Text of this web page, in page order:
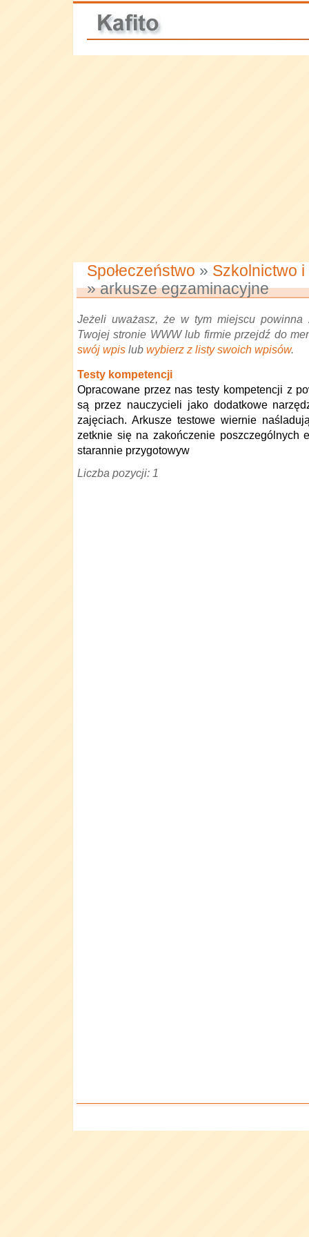
Społeczeństwo » Szkolnictwo
» arkusze egzaminacyjne
Jeżeli uważasz, że w tym miejscu powinna
Twojej stronie WWW lub firmie przejdź do
swój wpis lub wybierz z listy swoich wpisów.
Testy kompetencji
Opracowane przez nas testy kompetencji z
są przez nauczycieli jako dodatkowe
zajęciach. Arkusze testowe wiernie
zetknie się na zakończenie poszczególnych
starannie przygotowyw
Liczba pozycji: 1